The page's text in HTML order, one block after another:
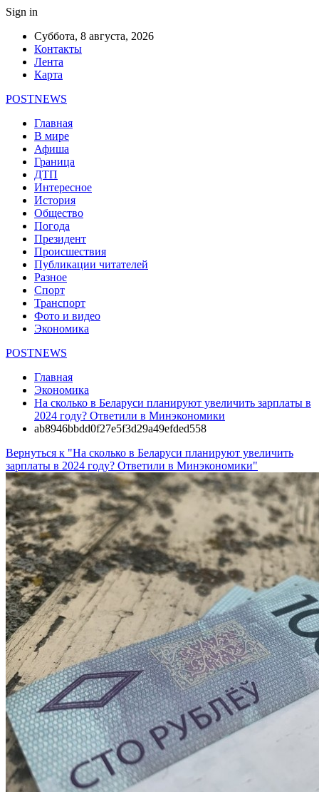
Sign in
Суббота, 8 августа, 2026
Контакты
Лента
Карта
POSTNEWS
Главная
В мире
Афиша
Граница
ДТП
Интересное
История
Общество
Погода
Президент
Происшествия
Публикации читателей
Разное
Спорт
Транспорт
Фото и видео
Экономика
POSTNEWS
Главная
Экономика
На сколько в Беларуси планируют увеличить зарплаты в
2024 году? Ответили в Минэкономики
ab8946bbdd0f27e5f3d29a49efded558
Вернуться к "На сколько в Беларуси планируют увеличить
зарплаты в 2024 году? Ответили в Минэкономики"